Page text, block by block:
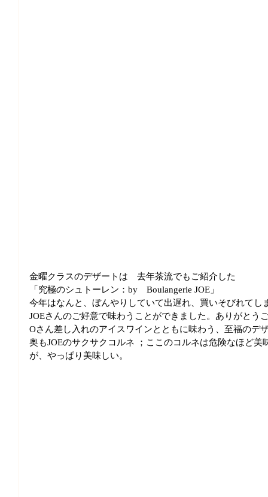
金曜クラスのデザートは　去年茶流でもご紹介した
「究極のシュトーレン：by　Boulangerie JOE」
今年はなんと、ぼんやりしていて出遅れ、買いそびれてし
JOEさんのご好意で味わうことができました。ありがとう
Oさん差し入れのアイスワインとともに味わう、至福のデ
奥もJOEのサクサクコルネ ；ここのコルネは危険なほど
が、やっぱり美味しい。